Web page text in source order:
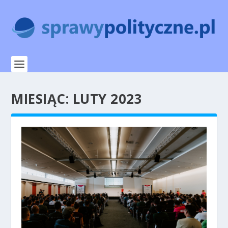
MIESIĄC: LUTY 2023